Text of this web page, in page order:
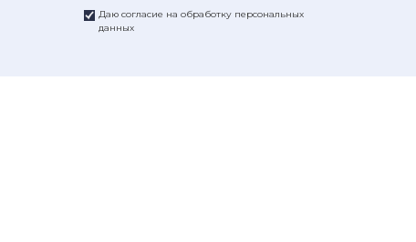
Даю согласие на обработку персональных
данных